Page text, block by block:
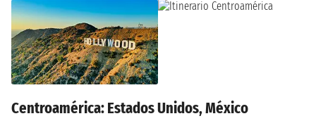
Centroamérica: Estados Unidos, México